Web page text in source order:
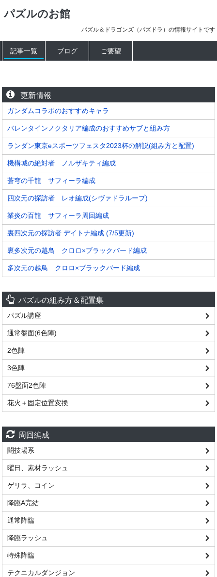
パズルのお館
パズル＆ドラゴンズ（パズドラ）の情報サイトです
記事一覧 ブログ ご要望
更新情報
ガンダムコラボのおすすめキャラ
バレンタインノクタリア編成のおすすめサブと組み方
ランダン東京eスポーツフェスタ2023杯の解説(組み方と配置)
機構城の絶対者 ノルザキティ編成
蒼穹の千龍 サフィーラ編成
四次元の探訪者 レオ編成(シヴァドラループ)
業炎の百龍 サフィーラ周回編成
裏四次元の探訪者 デイトナ編成 (7/5更新)
裏多次元の越鳥 クロロ×ブラックバード編成
多次元の越鳥 クロロ×ブラックバード編成
パズルの組み方＆配置集
パズル講座
通常盤面(6色陣)
2色陣
3色陣
76盤面2色陣
花火＋固定位置変換
周回編成
闘技場系
曜日、素材ラッシュ
ゲリラ、コイン
降臨A完結
通常降臨
降臨ラッシュ
特殊降臨
テクニカルダンジョン